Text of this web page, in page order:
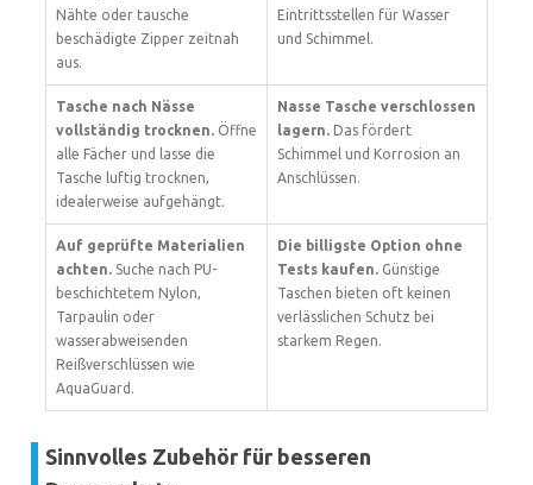
Nähte oder tausche
beschädigte Zipper zeitnah
aus.
Eintrittsstellen für Wasser
und Schimmel.
Tasche nach Nässe
vollständig trocknen. Öffne
alle Fächer und lasse die
Tasche luftig trocknen,
idealerweise aufgehängt.
Nasse Tasche verschlossen
lagern. Das fördert
Schimmel und Korrosion an
Anschlüssen.
Auf geprüfte Materialien
achten. Suche nach PU-
beschichtetem Nylon,
Tarpaulin oder
wasserabweisenden
Reißverschlüssen wie
AquaGuard.
Die billigste Option ohne
Tests kaufen. Günstige
Taschen bieten oft keinen
verlässlichen Schutz bei
starkem Regen.
Sinnvolles Zubehör für besseren